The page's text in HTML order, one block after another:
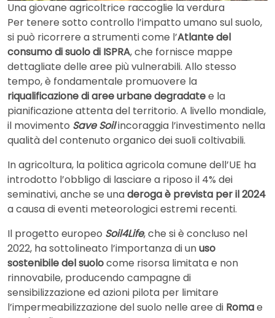
Una giovane agricoltrice raccoglie la verdura
Per tenere sotto controllo l’impatto umano sul suolo,
si può ricorrere a strumenti come l’Atlante del
consumo di suolo di ISPRA, che fornisce mappe
dettagliate delle aree più vulnerabili. Allo stesso
tempo, è fondamentale promuovere la
riqualificazione di aree urbane degradatee la
pianificazione attenta del territorio. A livello mondiale,
il movimento Save Soilincoraggia l’investimento nella
qualità del contenuto organico dei suoli coltivabili.
In agricoltura, la politica agricola comune dell’UE ha
introdotto l’obbligo di lasciare a riposo il 4% dei
seminativi, anche se unaderoga è prevista per il 2024
a causa di eventi meteorologici estremi recenti.
Il progetto europeo Soil4Life, che si è concluso nel
2022, ha sottolineato l’importanza di unuso
sostenibile del suolocome risorsa limitata e non
rinnovabile, producendo campagne di
sensibilizzazione ed azioni pilota per limitare
l’impermeabilizzazione del suolo nelle aree di Romae